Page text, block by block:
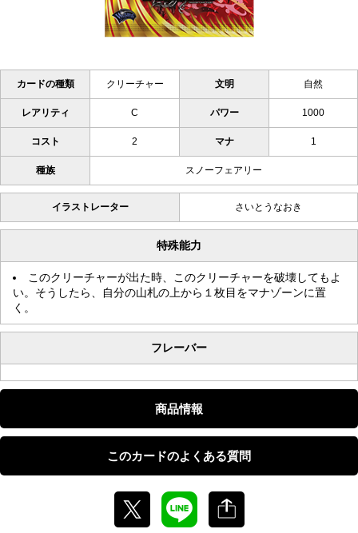
カードの種類 クリーチャー 文明 自然
レアリティ C パワー 1000
コスト 2 マナ 1
種族 スノーフェアリー
イラストレーター さいとうなおき
特殊能力
このクリーチャーが出た時、このクリーチャーを破壊してもよ
い。そうしたら、自分の山札の上から１枚目をマナゾーンに置
く。
フレーバー
商品情報
このカードのよくある質問